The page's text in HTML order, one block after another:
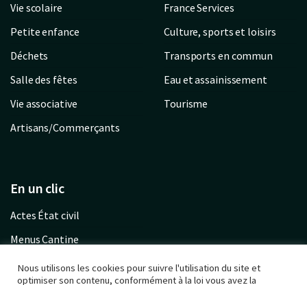
Vie scolaire
Petite enfance
Déchets
Salle des fêtes
Vie associative
Artisans/Commerçants
France Services
Culture, sports et loisirs
Transports en commun
Eau et assainissement
Tourisme
En un clic
Actes État civil
Menus Cantine
Garderie communale
Nous utilisons les cookies pour suivre l'utilisation du site et
optimiser son contenu, conformément à la loi vous avez la